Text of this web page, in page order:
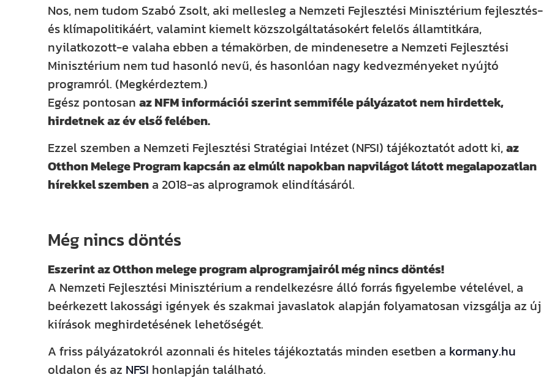
Nos, nem tudom Szabó Zsolt, aki mellesleg a Nemzeti Fejlesztési Minisztérium fejlesztés-
és klímapolitikáért, valamint kiemelt közszolgáltatásokért felelős államtitkára,
nyilatkozott-e valaha ebben a témakörben, de mindenesetre a Nemzeti Fejlesztési
Minisztérium nem tud hasonló nevű, és hasonlóan nagy kedvezményeket nyújtó
programról. (Megkérdeztem.)
Egész pontosanaz NFM információi szerint semmiféle pályázatot nem hirdettek,
hirdetnek az év első felében.
Ezzel szemben a Nemzeti Fejlesztési Stratégiai Intézet (NFSI) tájékoztatót adott ki,az
Otthon Melege Program kapcsán az elmúlt napokban napvilágot látott megalapozatlan
hírekkel szemben a 2018-as alprogramok elindításáról.
Még nincs döntés
Eszerint az Otthon melege program alprogramjairól még nincs döntés!
A Nemzeti Fejlesztési Minisztérium a rendelkezésre álló forrás figyelembe vételével, a
beérkezett lakossági igények és szakmai javaslatok alapján folyamatosan vizsgálja az új
kiírások meghirdetésének lehetőségét.
A friss pályázatokról azonnali és hiteles tájékoztatás minden esetben a kormany.hu
oldalon és az NFSI honlapján található.